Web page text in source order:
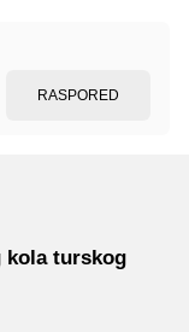
RASPORED
kola turskog